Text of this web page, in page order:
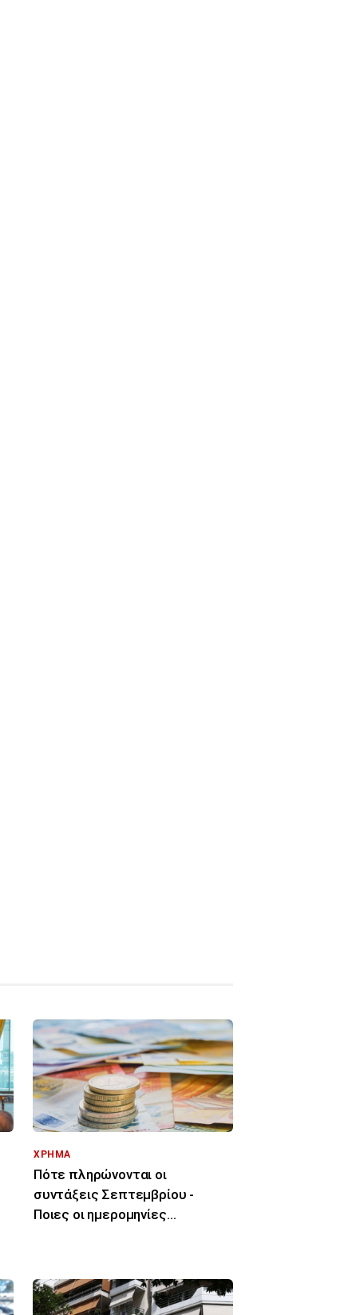
ΧΡΗΜΑ
Πότε πληρώνονται οι
συντάξεις Σεπτεμβρίου -
Ποιες οι ημερομηνίες